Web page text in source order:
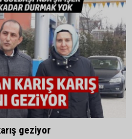
geziyor